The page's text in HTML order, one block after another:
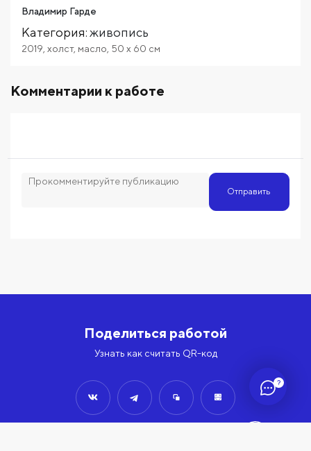
?
Владимир Гарде
Категория:живопись
2019 холст, масло 50 x 60 см
Комментарии к работе
Отправить
Поделиться работой
Узнать как считать QR-код